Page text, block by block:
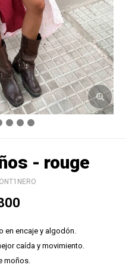
- rouge
en encaje y algodón.
caída y movimiento.
moños.